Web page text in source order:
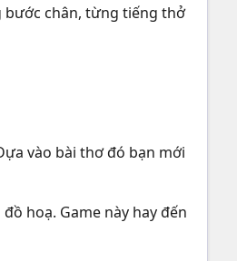
bước chân, từng tiếng thở
vào bài thơ đó bạn mới
hoạ. Game này hay đến